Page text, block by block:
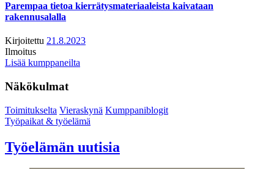
Parempaa tietoa kierrätysmateriaaleista kaivataan
rakennusalalla
Kirjoitettu 21.8.2023
Ilmoitus
Lisää kumppaneilta
Näkökulmat
Toimitukselta Vieraskynä Kumppaniblogit
Työpaikat & työelämä
Työelämän uutisia